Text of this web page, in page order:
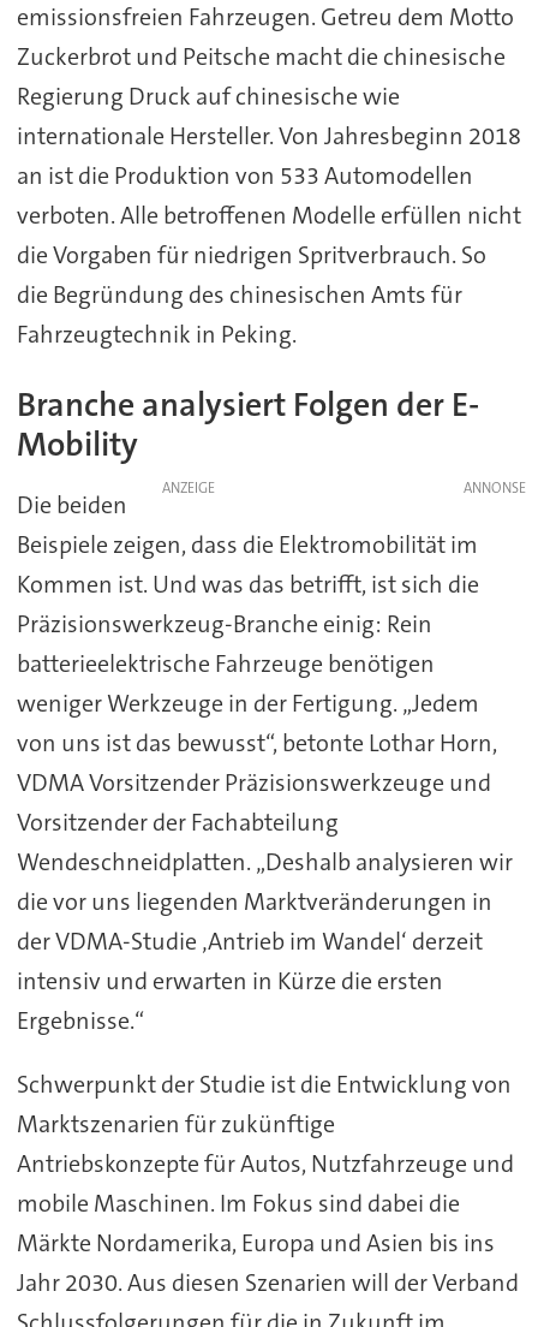
emissionsfreien Fahrzeugen. Getreu dem Motto
Zuckerbrot und Peitsche macht die chinesische
Regierung Druck auf chinesische wie
internationale Hersteller. Von Jahresbeginn 2018
an ist die Produktion von 533 Automodellen
verboten. Alle betroffenen Modelle erfüllen nicht
die Vorgaben für niedrigen Spritverbrauch. So
die Begründung des chinesischen Amts für
Fahrzeugtechnik in Peking.
Branche analysiert Folgen der E-
Mobility
ANZEIGE
Die beiden
Beispiele zeigen, dass die Elektromobilität im
Kommen ist. Und was das betrifft, ist sich die
Präzisionswerkzeug-Branche einig: Rein
batterieelektrische Fahrzeuge benötigen
weniger Werkzeuge in der Fertigung. „Jedem
von uns ist das bewusst“, betonte Lothar Horn,
VDMA Vorsitzender Präzisionswerkzeuge und
Vorsitzender der Fachabteilung
Wendeschneidplatten. „Deshalb analysieren wir
die vor uns liegenden Marktveränderungen in
der VDMA-Studie ‚Antrieb im Wandel‘ derzeit
intensiv und erwarten in Kürze die ersten
Ergebnisse.“
Schwerpunkt der Studie ist die Entwicklung von
Marktszenarien für zukünftige
Antriebskonzepte für Autos, Nutzfahrzeuge und
mobile Maschinen. Im Fokus sind dabei die
Märkte Nordamerika, Europa und Asien bis ins
Jahr 2030. Aus diesen Szenarien will der Verband